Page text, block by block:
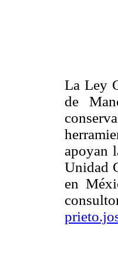
La Ley
de
apoyan
Unidad
en